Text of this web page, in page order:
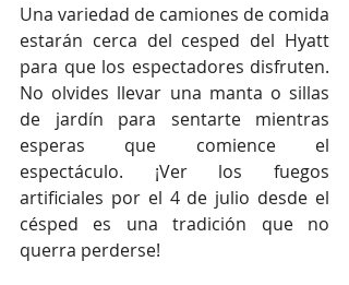
Una variedad de camiones de comida
estarán cerca del cesped del Hyatt
para que los espectadores disfruten.
No olvides llevar una manta o sillas
de jardín para sentarte mientras
esperas que comience el
espectáculo. ¡Ver los fuegos
artificiales por el 4 de julio desde el
césped es una tradición que no
querra perderse!